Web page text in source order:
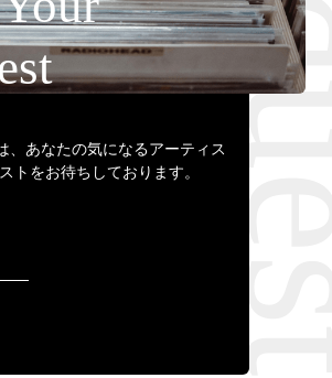
、あなたの気になるアーティス
トをお待ちしております。